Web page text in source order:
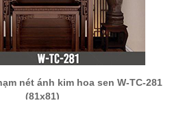
nét ánh kim hoa sen W-TC-281
(81x81)